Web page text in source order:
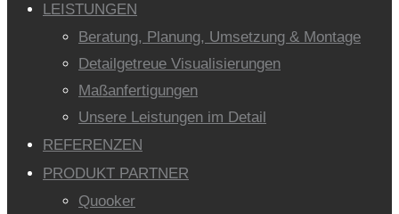
LEISTUNGEN
Beratung, Planung, Umsetzung & Montage
Detailgetreue Visualisierungen
Maßanfertigungen
Unsere Leistungen im Detail
REFERENZEN
PRODUKT PARTNER
Quooker